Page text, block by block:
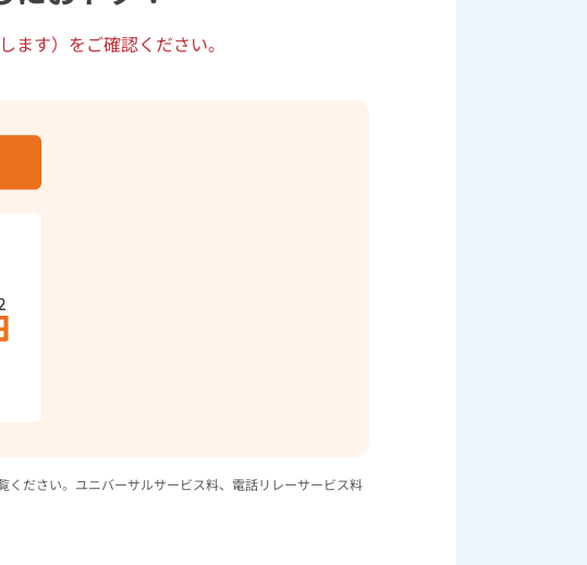
ます）をご確認ください。
ください。ユニバーサルサービス料、電話リレーサービス料